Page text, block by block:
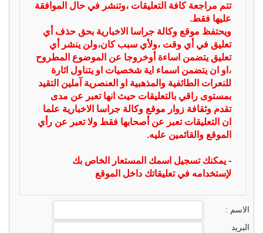
تتم مراجعة كافة التعليقات ،وتنشر في حال الموافقة
عليها فقط.
ويحتفظ موقع وكالة جراسا الاخبارية بحق حذف أي
تعليق في أي وقت ،ولأي سبب كان،ولن ينشر أي
تعليق يتضمن اساءة أوخروجا عن الموضوع المطروح
،او ان يتضمن اسماء اية شخصيات او يتناول اثارة
للنعرات الطائفية والمذهبية او العنصرية آملين التقيد
بمستوى راقي بالتعليقات حيث انها تعبر عن مدى
تقدم وثقافة زوار موقع وكالة جراسا الاخبارية علما
ان التعليقات تعبر عن أصحابها فقط ولا تعبر عن رأي
الموقع والقائمين عليه.
- يمكنك تسجيل اسمك المستعار الخاص بك
لإستخدامه في تعليقاتك داخل الموقع
الاسم :
البريد